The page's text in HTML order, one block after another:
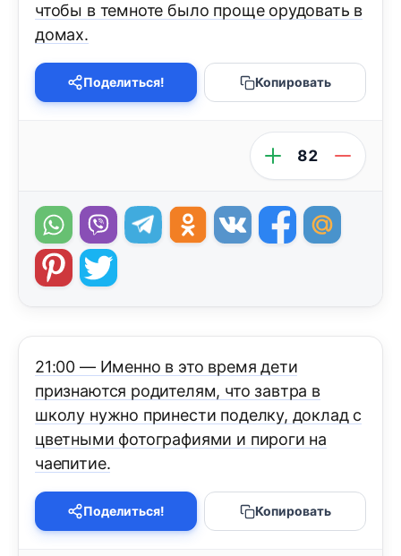
чтобы в темноте было проще орудовать в
домах.
Поделиться! Копировать
82
21:00 — Именно в это время дети
признаются родителям, что завтра в
школу нужно принести поделку, доклад с
цветными фотографиями и пироги на
чаепитие.
Поделиться! Копировать